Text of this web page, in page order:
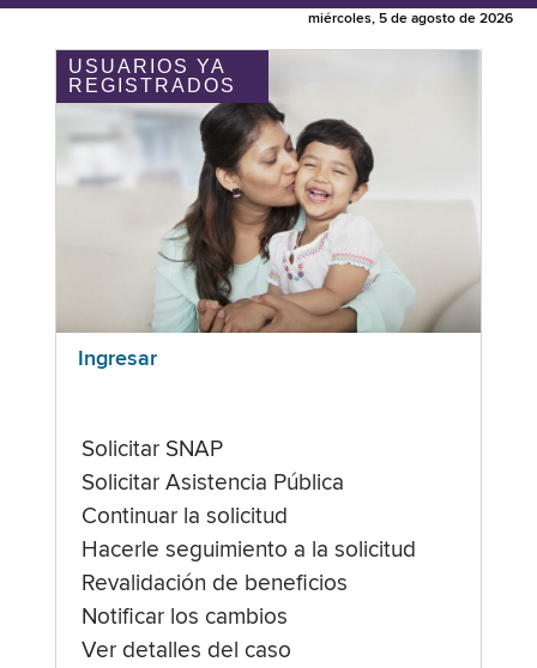
miércoles, 5 de agosto de 2026
USUARIOS YA
REGISTRADOS
Ingresar
Solicitar SNAP
Solicitar Asistencia Pública
Continuar la solicitud
Hacerle seguimiento a la solicitud
Revalidación de beneficios
Notificar los cambios
Ver detalles del caso